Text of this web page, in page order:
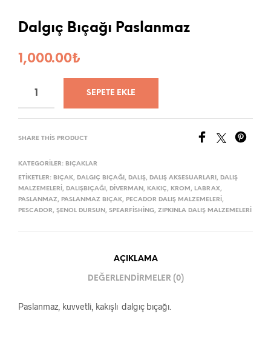
Dalgıç Bıçağı Paslanmaz
1,000.00₺
SEPETE EKLE
SHARE THIS PRODUCT
KATEGORILER: BIÇAKLAR
ETIKETLER: BIÇAK, DALGIÇ BIÇAĞI , DALIŞ, DALIŞ AKSESUARLARI , DALIŞ
MALZEMELERI , DALIŞBIÇAĞI , DIVERMAN , KAKIÇ, KROM , LABRAX,
PASLANMAZ, PASLANMAZ BIÇAK, PECADOR DALIŞ MALZEMELERI ,
PESCADOR, ŞENOL DURSUN , SPEARFISHING, ZIPKINLA DALIŞ MALZEMELERI
AÇIKLAMA
DEĞERLENDIRMELER (0)
Paslanmaz, kuvvetli, kakışlı dalgıç bıçağı.